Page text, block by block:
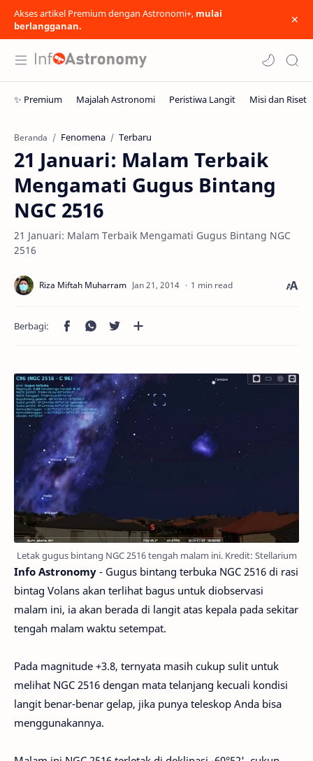
Akses artikel Premium dengan Astronomi+, mulai
berlangganan.
Beranda Fenomena Terbaru
21 Januari: Malam Terbaik
Mengamati Gugus Bintang
NGC 2516
21 Januari: Malam Terbaik Mengamati Gugus Bintang NGC
2516
1 min read
Letak gugus bintang NGC 2516 tengah malam ini. Kredit: Stellarium
Info Astronomy - Gugus bintang terbuka NGC 2516 di rasi
bintag Volans akan terlihat bagus untuk diobservasi
malam ini, ia akan berada di langit atas kepala pada sekitar
tengah malam waktu setempat.
Pada magnitude +3.8, ternyata masih cukup sulit untuk
melihat NGC 2516 dengan mata telanjang kecuali kondisi
langit benar-benar gelap, jika punya teleskop Anda bisa
menggunakannya.